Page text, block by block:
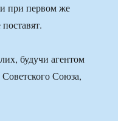
и при первом же
будучи агентом
Союза,